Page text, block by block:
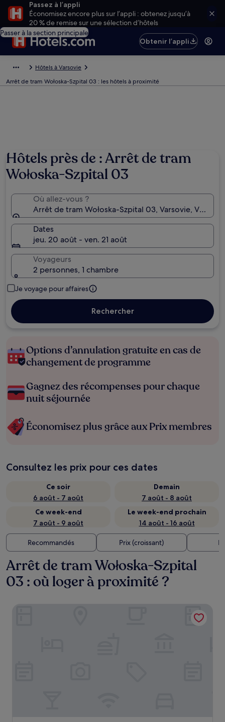
Passez à l’appli
Économisez encore plus sur l’appli : obtenez jusqu’à
20 % de remise sur une sélection d’hôtels
Passer à la section principale
Obtenir l’appli
Hôtels à Varsovie
Arrêt de tram Wołoska-Szpital 03 : les hôtels à proximité
Hôtels près de : Arrêt de tram
Wołoska-Szpital 03
Où allez-vous ?
Arrêt de tram Wołoska-Szpital 03, Varsovie,
Dates
jeu. 20 août - ven. 21 août
Voyageurs
2 personnes, 1 chambre
Je voyage pour affaires
Rechercher
Options d’annulation gratuite en cas de
changement de programme
Gagnez des récompenses pour chaque
nuit séjournée
Économisez plus grâce aux Prix membres
Consultez les prix pour ces dates
Ce soir
6 août - 7 août
Demain
7 août - 8 août
Ce week-end
7 août - 9 août
Le week-end prochain
14 août - 16 août
Recommandés Prix (croissant)
Arrêt de tram Wołoska-Szpital
03 : où loger à proximité ?